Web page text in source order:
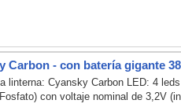
Carbon - con batería gigante
linterna: Cyansky Carbon LED: 4
con voltaje nominal de 3,2V